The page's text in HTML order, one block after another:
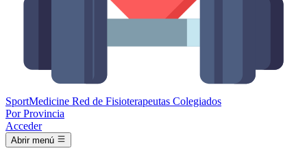
SportMedicine Red de Fisioterapeutas Colegiados
Por Provincia
Acceder
Abrir menú